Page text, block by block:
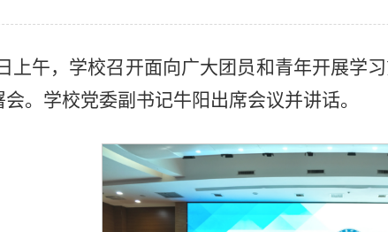
上午，学校召开面向广大团员和青年开展学
。学校党委副书记牛阳出席会议并讲话。